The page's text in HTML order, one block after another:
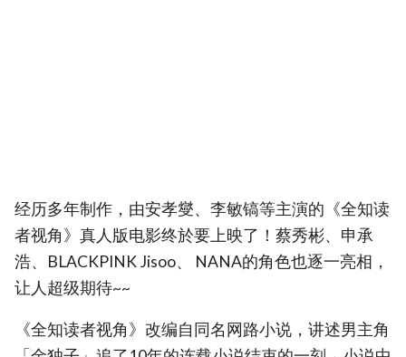
经历多年制作，由安孝燮、李敏镐等主演的《全知读
者视角》真人版电影终於要上映了！蔡秀彬、申承
浩、BLACKPINK Jisoo、 NANA的角色也逐一亮相，
让人超级期待~~
《全知读者视角》改编自同名网路小说，讲述男主角